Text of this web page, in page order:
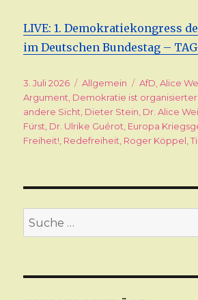
LIVE: 1. Demokratiekongress
im Deutschen Bundestag –
Veröffentlicht
am
3. Juli 2026 Kategorien
Allgemein AfD,Alice
Argument, Demokratie ist organisierter
andere Sicht, Dieter Stein, Dr. Alice
Fürst, Dr. Ulrike Guérot, Europa
Freiheit!, Redefreiheit, Roger Köppel,
Suche
nach: